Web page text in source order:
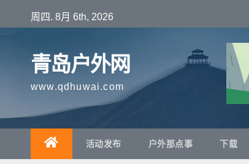
至
周四. 8月 6th, 2026
青岛户外网
www.qdhuwai.com
活动发布 户外那点事 下载